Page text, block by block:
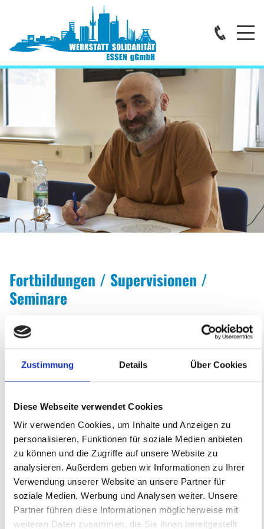
Zustimmung Details Über Cookies
Diese Webseite verwendet Cookies
Wir verwenden Cookies, um Inhalte und Anzeigen zu
personalisieren, Funktionen für soziale Medien anbieten
zu können und die Zugriffe auf unsere Website zu
analysieren. Außerdem geben wir Informationen zu Ihrer
Verwendung unserer Website an unsere Partner für
soziale Medien, Werbung und Analysen weiter. Unsere
Partner führen diese Informationen möglicherweise mit
weiteren Daten zusammen, die Sie ihnen bereitgestellt
Home
Über uns
DIE EINRICHTUNG
LEITUNG
VERWALTUNG
STANDORTE
SPENDEN
HILFEN ZUR ERZIEHUNG
STATIONÄRE HILFE NACH §34
UNBEGLEITETE MINDERJÄHRIGE GEFLÜCHTETE
AUFSUCHENDE JUGENDARBEIT
Fortbildungen / Supervisionen /
Seminare
Neben der Teilnahme an den verpflichtenden wöchentlich
stattfindenden Teamsitzungen und an monatlich stattfindenden
Supervisionen, bietet die Werkstatt Solidarität ihren Mitarbeitenden
regelmäßig verschiedene Fortbildungen und Veranstaltungen an. Dazu
zählen interne Fortbildungen, Workshops und Infoveranstaltungen mit
Übergriffe und sexuell übergriffiges Verhalten, Fortbildungen im
Kontext traumasensibler Arbeit, verpflichtende Inhouse Anti-
Gewalttrainings, Zusammenarbeit mit Beratungsstellen und Insoweit
erfahrenen Fachkräften, Zugriff auf einrichtungsinterne
Mediator*innen, wiederkehrende Fallbesprechungen und kollegiale
Beratungen während der Teamsitzungen, regelmäßige Angebote der
Supervision mit der Möglichkeit spontane und zeitnahe Supervisionen
(auch Einzelsupervision) anzubieten, Thematisierung von Maßnahmen
für den Schutz vor sexueller Gewalt gegen Mädchen und Jungen sowie